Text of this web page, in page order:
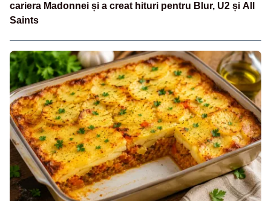
cariera Madonnei și a creat hituri pentru Blur, U2 și All
Saints